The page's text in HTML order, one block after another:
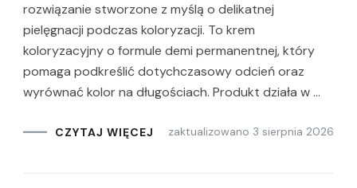
rozwiązanie stworzone z myślą o delikatnej
pielęgnacji podczas koloryzacji. To krem
koloryzacyjny o formule demi permanentnej, który
pomaga podkreślić dotychczasowy odcień oraz
wyrównać kolor na długościach. Produkt działa w …
CZYTAJ WIĘCEJ zaktualizowano 3 sierpnia 2026